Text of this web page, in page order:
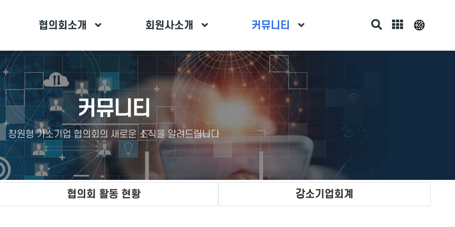
협의회소개 회원사소개 커뮤니티
커뮤니티
창원형 가소기업 협의회의 새로운 소식을 알려드립니다
협의회 활동 현황 강소기업회계